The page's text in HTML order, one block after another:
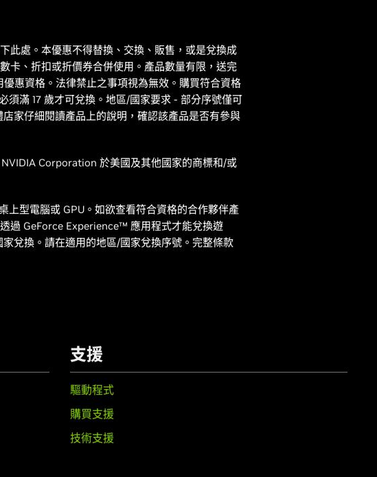
此處。本優惠不得替換、交換、販售，或是兌換成
卡、折扣或折價券合併使用。產品數量有限，送完
惠資格。法律禁止之事項視為無效。購買符合資格
須滿 17 歲才可兌換。地區/國家要求 - 部分序號僅可
家仔細閱讀產品上的說明，確認該產品是否有參與
Corporation 於美國及其他國家的商標和/或
型電腦或 GPU。如欲查看符合資格的合作夥伴產
過 GeForce Experience™ 應用程式才能兌換遊
兌換。請在適用的地區/國家兌換序號。完整條款
支援
驅動程式
購買支援
技術支援